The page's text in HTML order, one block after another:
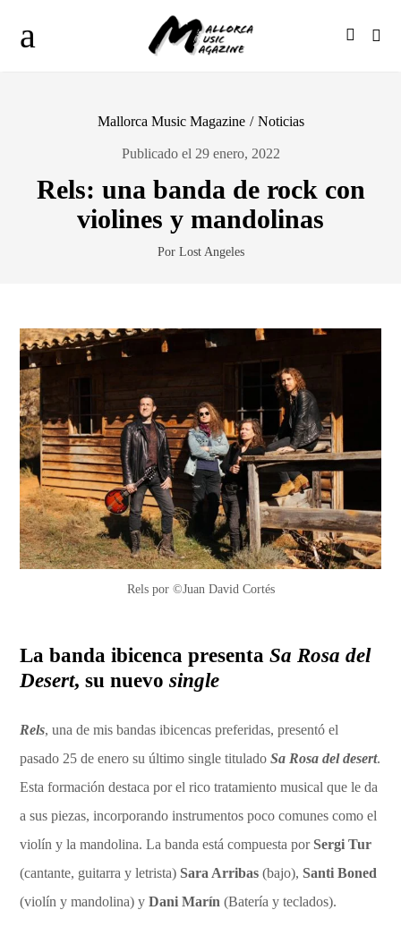
Mallorca Music Magazine / Noticias
Publicado el 29 enero, 2022
Rels: una banda de rock con
violines y mandolinas
Por Lost Angeles
Rels por ©Juan David Cortés
La banda ibicenca presentaSa Rosa del
Desert, su nuevosingle
Rels, una de mis bandas ibicencas preferidas, presentó el
pasado 25 de enero su último single tituladoSa Rosa del desert.
Esta formación destaca por el rico tratamiento musical que le da
a sus piezas, incorporando instrumentos poco comunes como el
violín y la mandolina. La banda está compuesta por Sergi Tur
(cantante, guitarra y letrista) Sara Arribas (bajo), Santi Boned
(violín y mandolina) yDani Marín(Batería y teclados).